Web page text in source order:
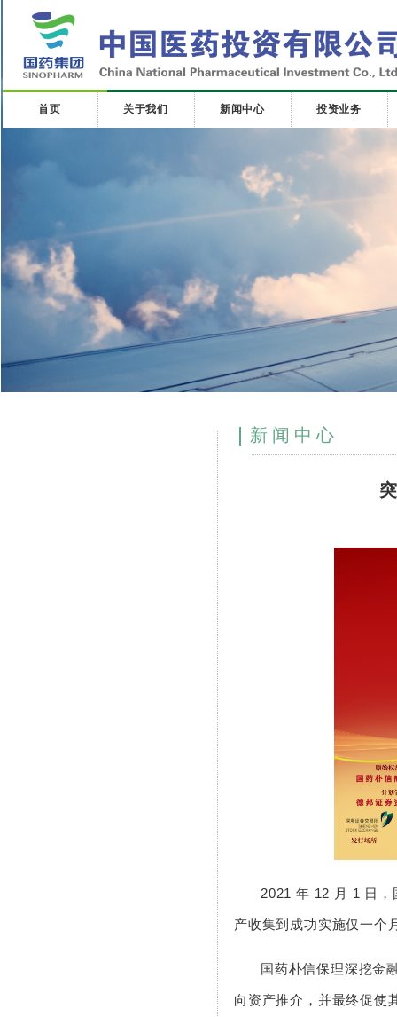
首页 关于我们 新闻中心 投资业务
新闻中心
2021 年 12 月 1 日
产收集到成功实施仅一个
国药朴信保理深挖金
向资产推介，并最终促使